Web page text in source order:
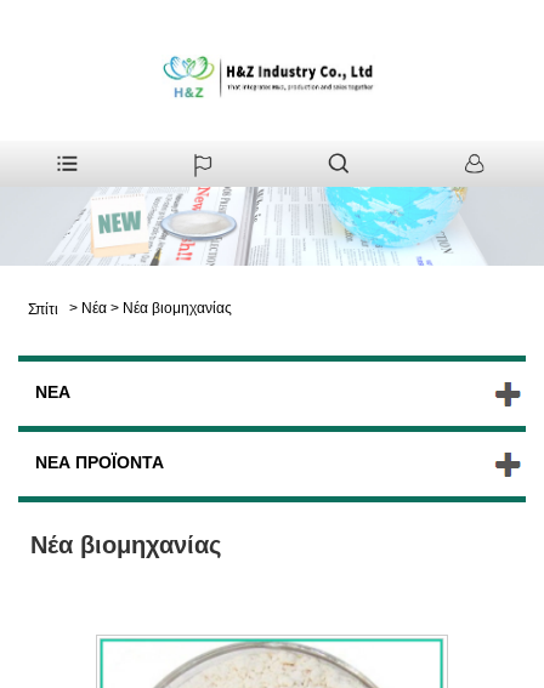
Σπίτι > Νέα > Νέα βιομηχανίας
ΝΈΑ
ΝΈΑ ΠΡΟΪΌΝΤΑ
Νέα βιομηχανίας